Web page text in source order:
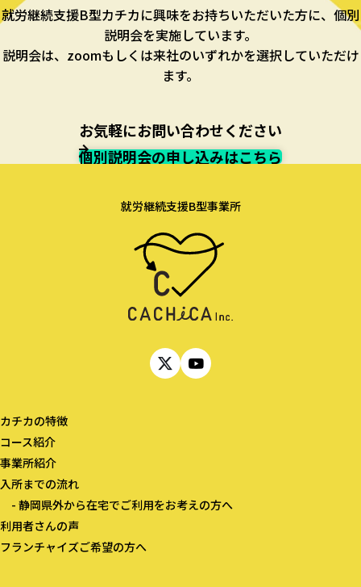
就労継続支援B型カチカに興味をお持ちいただいた方に、個別
説明会を実施しています。
説明会は、zoomもしくは来社のいずれかを選択していただけ
ます。
お気軽にお問い合わせください
個別説明会の申し込みはこちら
就労継続支援B型事業所
カチカの特徴​
コース紹介​
事業所紹介​​
入所までの流れ​​
- 静岡県外から在宅でご利用をお考えの方へ​
利用者さんの声​​​
フランチャイズご希望の方へ​​​